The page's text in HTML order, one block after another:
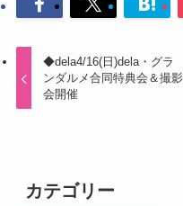
◆dela4/16(日)dela・グラ
ンダルメ合同特典会＆撮影
会開催
カテゴリー